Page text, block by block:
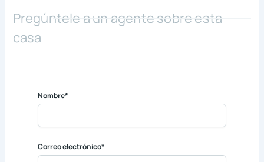
Pregúntele a un agente sobre esta
casa
Nombre*
Correo electrónico*